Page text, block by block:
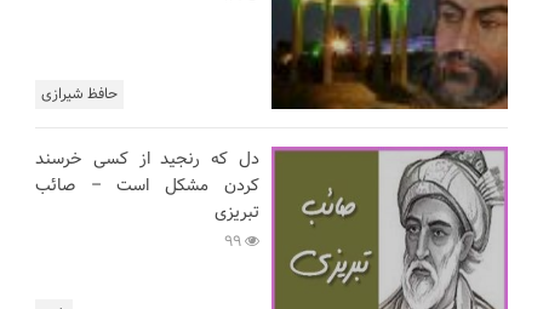
حافظ شیرازی
دل که رنجید از کسی خرسند
کردن مشکل است – صائب
تبریزی